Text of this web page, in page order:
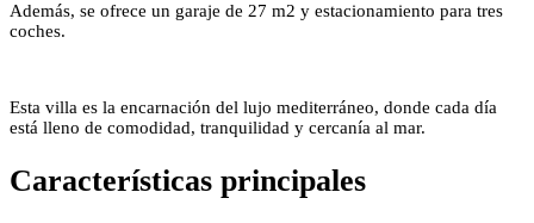
Además, se ofrece un garaje de 27 m2 y estacionamiento para tres
coches.
Esta villa es la encarnación del lujo mediterráneo, donde cada día
está lleno de comodidad, tranquilidad y cercanía al mar.
Características principales